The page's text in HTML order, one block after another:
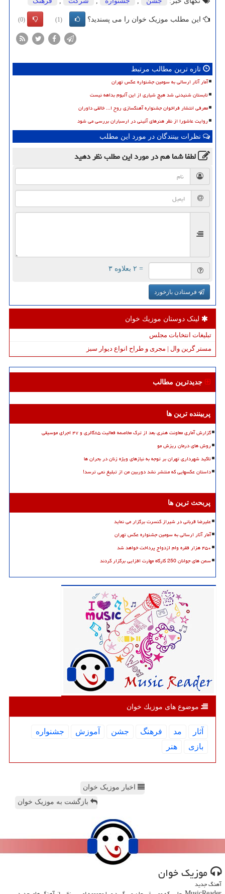
این مطلب موزیک خوان را می پسندید؟ (1)
(0)
تازه ترین مطالب مرتبط
آمار آثار ارسالی به سومین جشنواره عکس تهران
تابستان شنیدنی شد هیچ شیاری از این آلبوم بداهه نیست
معرفی انتشار فراخوان جشنواره آهنگسازی روح ا... خالقی داوران
روایت عاشورا از نظر هنرهای آئینی در ارسباران بررسی می شود
نظرات بینندگان در مورد این مطلب
لطفا شما همدر مورد این مطلبنظر دهید
= ۲ بعلاوه ۳
فرستادن بازخورد
لینک دوستان موزیك خوان
تبلیغات انتخابات مجلس
مستر گرین وال | مجری و طراح انواع دیوار سبز
جدیدترین مطالب
پربیننده ترین ها
گزارش آماری معاونت هنری بعد از ترک مخاصمه فعالیت ۸۵گالری و ۴۷ اجرای موسیقی
روش های درمان ریزش مو
تاکید شهرداری تهران بر توجه به نیازهای ویژه زنان در بحران ها
داستان عکسهایی که منتشر نشد دوربین من از تبلیغ نمی ترسد!
پربحث ترین ها
علیرضا قربانی در شیراز کنسرت برگزار می نماید
آمار آثار ارسالی به سومین جشنواره عکس تهران
۴۵۰ هزار فقره وام ازدواج پرداخت خواهد شد
سمن های جوانان 250 کارگاه مهارت افزایی برگزار کردند
موضوع های موزیك خوان
آثار مد فرهنگ جشن آموزش
جشنواره
بازی
هنر
اخبار موزیک خوان
بازگشت به موزیک خوان
موزیك خوان
آهنگ جدید